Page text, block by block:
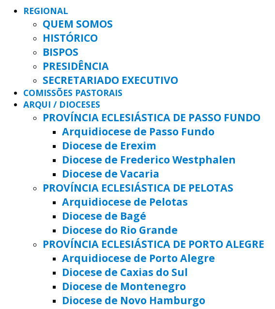
REGIONAL
QUEM SOMOS
HISTÓRICO
BISPOS
PRESIDÊNCIA
SECRETARIADO EXECUTIVO
COMISSÕES PASTORAIS
ARQUI / DIOCESES
PROVÍNCIA ECLESIÁSTICA DE PASSO FUNDO
Arquidiocese de Passo Fundo
Diocese de Erexim
Diocese de Frederico Westphalen
Diocese de Vacaria
PROVÍNCIA ECLESIÁSTICA DE PELOTAS
Arquidiocese de Pelotas
Diocese de Bagé
Diocese do Rio Grande
PROVÍNCIA ECLESIÁSTICA DE PORTO ALEGRE
Arquidiocese de Porto Alegre
Diocese de Caxias do Sul
Diocese de Montenegro
Diocese de Novo Hamburgo